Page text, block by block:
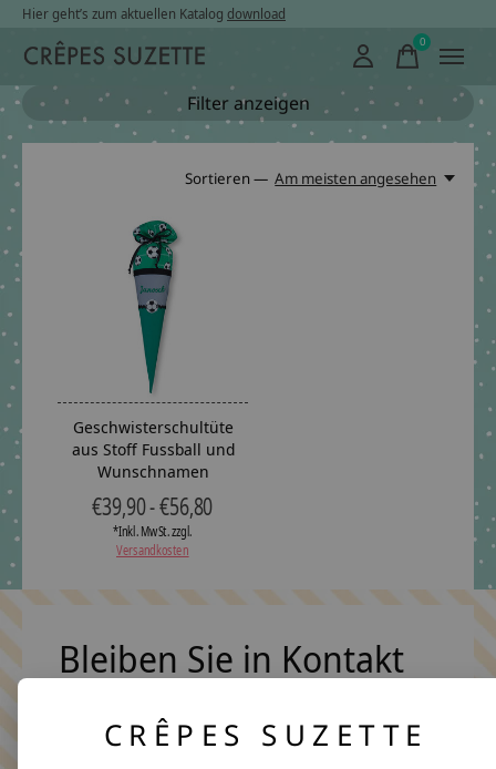
Hier geht’s zum aktuellen Katalog download
0items
Filter anzeigen
Sortieren — Am meisten angesehen
Geschwisterschultüte
aus Stoff Fussball und
Wunschnamen
€39,90 - €56,80
*Inkl. MwSt. zzgl.
Versandkosten
Bleiben Sie in Kontakt
CRÊPES SUZETTE